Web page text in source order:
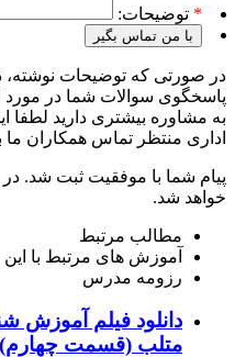
* توضیحات:
با من تماس بگیر
در صورتی که توضیحات نوشته،
پاسخگوی سوالات شما در مورد
به مشاوره بیشتری دارید لطفا
اداری منتظر تماس همکاران ما
پیام شما با موفقیت ثبت شد.
خواهد شد.
مطالب مرتبط
آموزش های مرتبط با
رزومه مدرس
متلب (قسمت چهارم)